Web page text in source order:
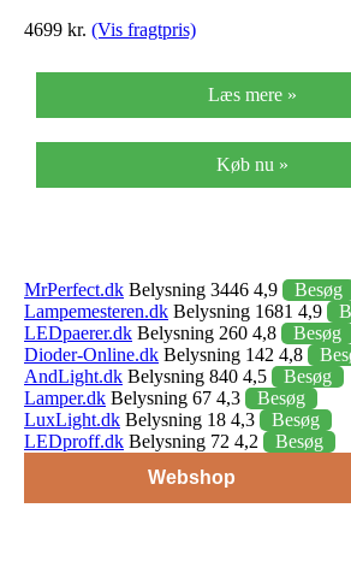
4699 kr. (Vis fragtpris)
Læs mere »
Køb nu »
MrPerfect.dk Belysning 3446 4,9
Besøg
Lampemesteren.dk Belysning 1681 4,9
LEDpaerer.dk Belysning 260 4,8
Besøg
Dioder-Online.dk Belysning 142 4,8
AndLight.dk Belysning 840 4,5
Besøg
Lamper.dk Belysning 67 4,3
Besøg
LuxLight.dk Belysning 18 4,3
Besøg
LEDproff.dk Belysning 72 4,2
Besøg
Webshop